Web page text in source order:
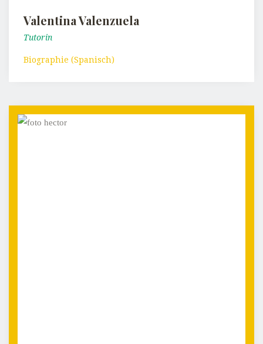
Valentina Valenzuela
Tutorin
Biographie (Spanisch)